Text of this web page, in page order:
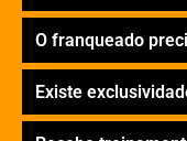
O franqueado
Existe